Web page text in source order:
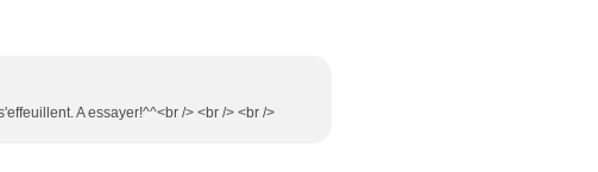
A essayer!^^<br /> <br /> <br />